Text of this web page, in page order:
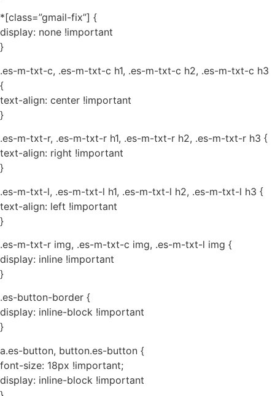
*[class=”gmail-fix”] {
display: none !important
}
.es-m-txt-c, .es-m-txt-c h1, .es-m-txt-c h2, .es-m-txt-c h3
{
text-align: center !important
}
.es-m-txt-r, .es-m-txt-r h1, .es-m-txt-r h2, .es-m-txt-r h3 {
text-align: right !important
}
.es-m-txt-l, .es-m-txt-l h1, .es-m-txt-l h2, .es-m-txt-l h3 {
text-align: left !important
}
.es-m-txt-r img, .es-m-txt-c img, .es-m-txt-l img {
display: inline !important
}
.es-button-border {
display: inline-block !important
}
a.es-button, button.es-button {
font-size: 18px !important;
display: inline-block !important